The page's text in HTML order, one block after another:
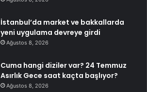
İstanbul’da market ve bakkallarda
yeni uygulama devreye girdi
Ağustos 8, 2026
Cuma hangi diziler var? 24 Temmuz
Asırlık Gece saat kaçta başlıyor?
Ağustos 8, 2026